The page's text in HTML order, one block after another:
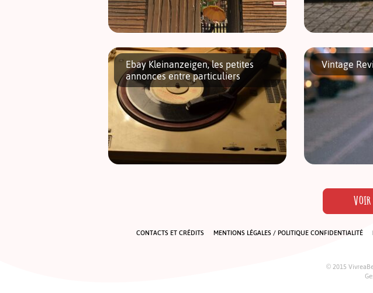
Passionné de
à Zweibrücken
Hubert Zitt est
Bienvenue à Old Texas Town, Ô habitant !
Coincé entre une autoroute et un centre
commercial, ce bout de Far West délimité
par de hautes palissades en bois offre un […]
Ebay Kleinanzeigen, les petites
annonces entre particuliers
Vintage
faisant la part
CONTACTS ET CRÉDITS MENTIONS LÉGALES / POLITIQUE CONFIDENTIALITÉ
© 2015